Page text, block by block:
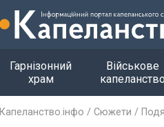
Гарнізонний
храм
Військове
капеланство
Капеланство.інфо / Сюжети /